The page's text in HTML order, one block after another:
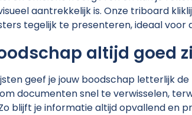
aantrekkelijk is. Onze triboard
tegelijk te presenteren, ideaal voor
altijd goed
geef je jouw boodschap letterlijk
documenten snel te verwisselen,
blijft je informatie altijdopvallend en